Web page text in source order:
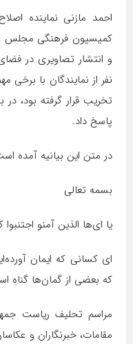
احمد مازنی نماینده
کمیسیون فرهنگی مجلس
و انتشار تصاویری در
نفر از نمایندگان با برخی
تخریب قرار گرفته بود، در
پاسخ داد.
در متن این بیانیه آمده
بسمه تعالی
یا ای‌ها الذین آمنو
‌ای کسانی که ایمان
که بعضی از گمان‌ها گناه
مراسم تحلیف ریاست
مقامات، خبرنگاران و